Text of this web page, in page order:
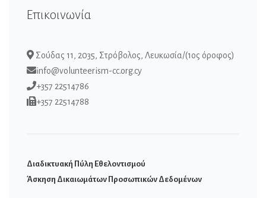
Επικοινωνία
Σούδας 11, 2035, Στρόβολος, Λευκωσία/(1ος όροφος)
info@volunteerism-cc.org.cy
+357 22514786
+357 22514788
Διαδικτυακή Πύλη Εθελοντισμού
Άσκηση Δικαιωμάτων Προσωπικών Δεδομένων